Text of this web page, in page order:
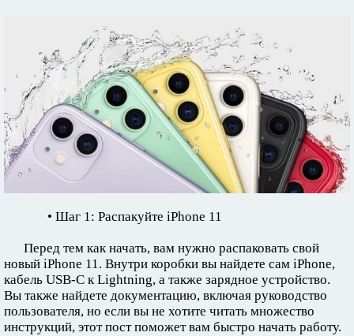
• Шаг 1: Распакуйте iPhone 11
Перед тем как начать, вам нужно распаковать свой
новый iPhone 11. Внутри коробки вы найдете сам iPhone,
кабель USB-C к Lightning, а также зарядное устройство.
Вы также найдете документацию, включая руководство
пользователя, но если вы не хотите читать множество
инструкций, этот пост поможет вам быстро начать работу.